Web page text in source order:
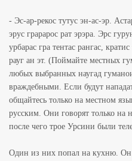
- Эс-ар-рекос тутус эн-ас-эр.
эрус грарарос рат эрэра. Эрс
урбарас гра тентас рангас,
рауг ан эт. (Поймайте местных
любых выбранных наугад
враждебными. Если будут
общайтесь только на местном
русским. Они говорят только на
после чего трое Урсини были
Один из них попал на кухню. Он